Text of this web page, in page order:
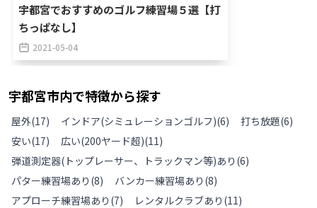
宇都宮でおすすめのゴルフ練習場５選【打
ちっぱなし】
2021-05-04
宇都宮市内で特徴から探す
屋外(17) インドア(シミュレーションゴルフ)(6) 打ち放題(6)
安い(17) 広い(200ヤード超)(11)
弾道測定器(トップレーサー、トラックマン等)あり (6)
パター練習場あり (8) バンカー練習場あり (8)
アプローチ練習場あり (7) レンタルクラブあり (11)